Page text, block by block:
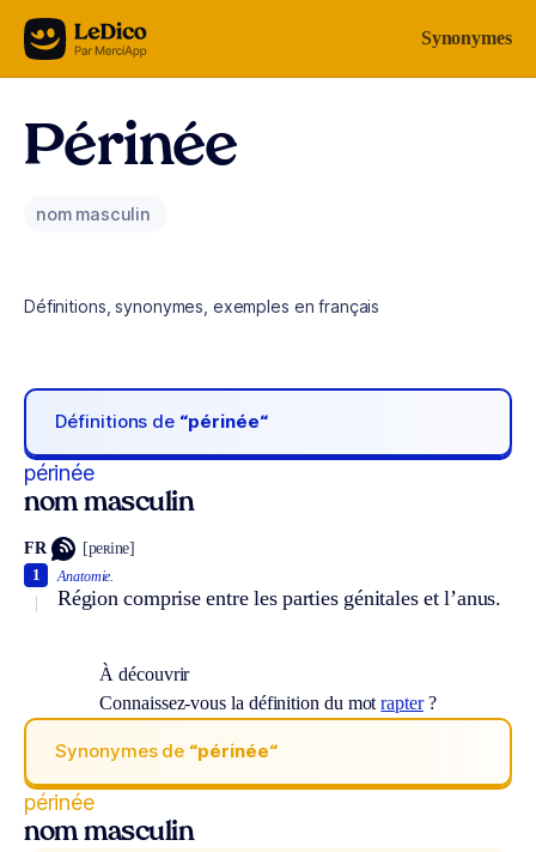
Aller au contenu Synonymes
Périnée
nom masculin
Définitions, synonymes, exemples en français
Définitions de “périnée“
périnée
nom masculin
FR [peʀine]
Anatomie.
Région comprise entre les parties génitales et l’anus.
1
À découvrir
Connaissez-vous la définition du motrapter?
Synonymes de “périnée“
périnée
nom masculin